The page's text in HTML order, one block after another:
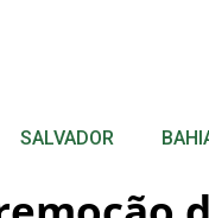
SALVADOR